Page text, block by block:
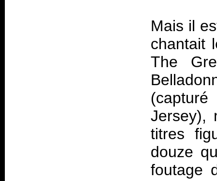
Mais il
chantait
The
Jersey),
titres
douze
foutage